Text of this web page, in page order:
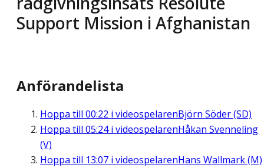
Support Mission i Afghanistan
Anförandelista
Hoppa till 00:22 i videospelarenBjörn Söder (SD)
Hoppa till 05:24i videospelarenHåkan Svenneling
(V)
Hoppa till 13:07 i videospelarenHans Wallmark (M)